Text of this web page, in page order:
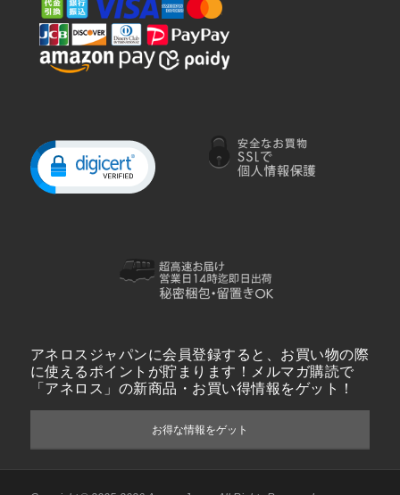
アネロスジャパンに会員登録すると、お買い物の際
に使えるポイントが貯まります！メルマガ購読で
「アネロス」の新商品・お買い得情報をゲット！
お得な情報をゲット